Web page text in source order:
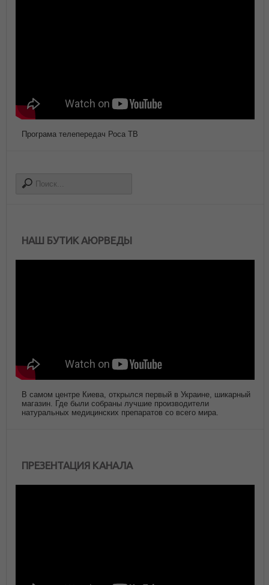
Програма телепередач Роса ТВ
НАШ БУТИК АЮРВЕДЫ
В самом центре Киева, открылся первый в Украине, шикарный
магазин. Где были собраны лучшие производители
натуральных медицинских препаратов со всего мира.
ПРЕЗЕНТАЦИЯ КАНАЛА